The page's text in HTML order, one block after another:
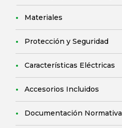
Materiales
Protección y Seguridad
Características Eléctricas
Accesorios Incluidos
Documentación Normativa